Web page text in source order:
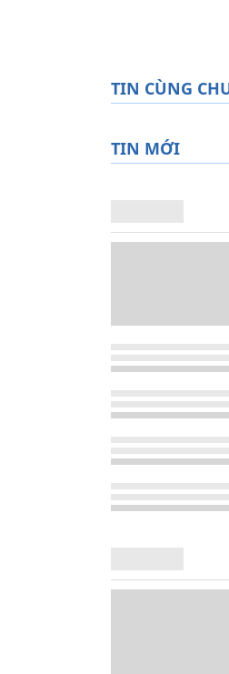
TIN CÙNG
TIN MỚI